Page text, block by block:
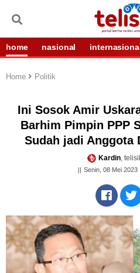
home nasional
Home Politik
Ini Sosok Amir
Barhim Pimpin PPP
Sudah jadi Anggota
Kardin,
Senin, 08 Mei 2023